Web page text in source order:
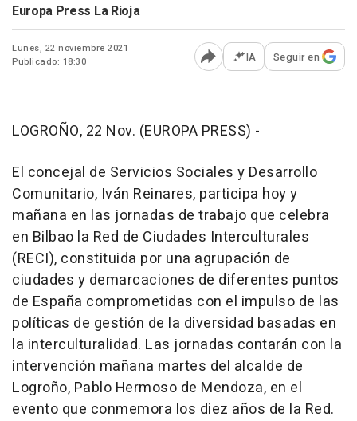
Europa Press La Rioja
Lunes, 22 noviembre 2021
Publicado: 18:30
Abrir opciones para
IA Seguir en
LOGROÑO, 22 Nov. (EUROPA PRESS) -
El concejal de Servicios Sociales y Desarrollo
Comunitario, Iván Reinares, participa hoy y
mañana en las jornadas de trabajo que celebra
en Bilbao la Red de Ciudades Interculturales
(RECI), constituida por una agrupación de
ciudades y demarcaciones de diferentes puntos
de España comprometidas con el impulso de las
políticas de gestión de la diversidad basadas en
la interculturalidad. Las jornadas contarán con la
intervención mañana martes del alcalde de
Logroño, Pablo Hermoso de Mendoza, en el
evento que conmemora los diez años de la Red.